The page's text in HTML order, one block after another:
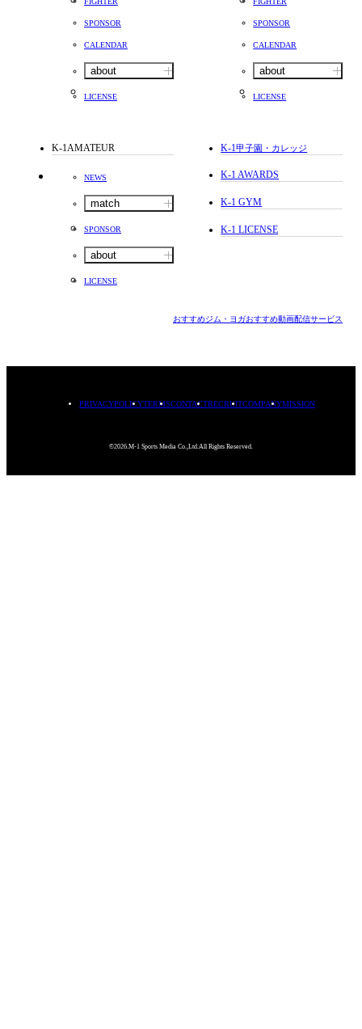
SPONSOR
CALENDAR
about
LICENSE
SPONSOR
CALENDAR
about
LICENSE
K-1AMATEUR
NEWS
match
SPONSOR
about
LICENSE
K-1甲子園・カレッジ
K-1 AWARDS
K-1 GYM
K-1 LICENSE
おすすめジム・ヨガおすすめ動画配信サービス
PRIVACYPOLICYTERMSCONTACTRECRUITCOMPANYMISSION
©2026.M-1 Sports Media Co.,Ltd.All Rights Reserved.